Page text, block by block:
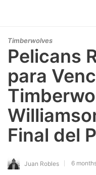
Timberwolves
Pelicans
para
Final del
Juan Robles 6